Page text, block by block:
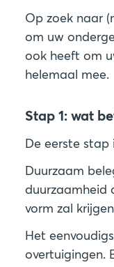
Op zoek naar
om uw
ook heeft om
helemaal mee.
Stap 1: wat
De eerste
Duurzaam
duurzaamheid
vorm zal
Het
overtuigingen.